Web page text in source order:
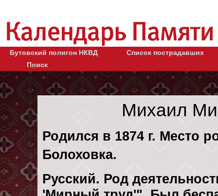
Бутовский полигон НКВД
Список пострадавших
Поиск
Михаил
Родился в 1874 г. Место
Болоховка.
Русский. Род